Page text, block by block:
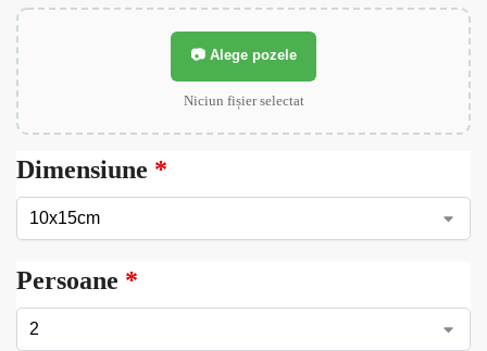
📷 Alege pozele
Niciun fișier selectat
Dimensiune *
Persoane *